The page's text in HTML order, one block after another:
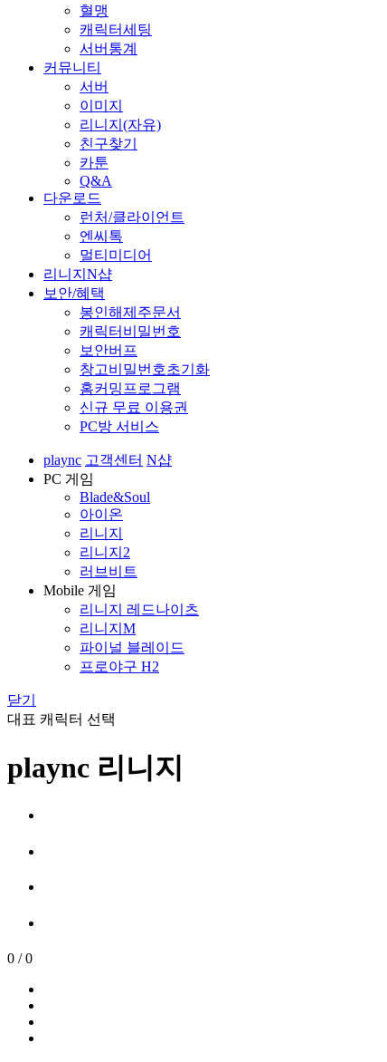
혈맹
캐릭터세팅
서버통계
커뮤니티
서버
이미지
리니지(자유)
친구찾기
카툰
Q&A
다운로드
런처/클라이언트
엔씨톡
멀티미디어
리니지N샵
보안/혜택
봉인해제주문서
캐릭터비밀번호
보안버프
창고비밀번호초기화
홈커밍프로그램
신규 무료 이용권
PC방 서비스
plaync 고객센터 N샵
PC 게임
Blade&Soul
아이온
리니지
리니지2
러브비트
Mobile 게임
리니지 레드나이츠
리니지M
파이널 블레이드
프로야구 H2
닫기
대표 캐릭터 선택
plaync 리니지
0 / 0